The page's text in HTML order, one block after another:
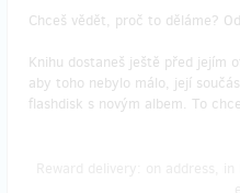
Chceš vědět, proč to děláme?
Knihu dostaneš ještě před jejím
aby toho nebylo málo, její
flashdisk s novým albem. To